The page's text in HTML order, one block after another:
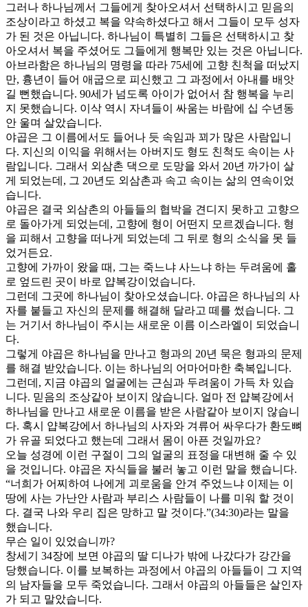
그러나 하나님께서 그들에게 찾아오셔서 선택하시고 믿음의
조상이라고 하셨고 복을 약속하셨다고 해서 그들이 모두 성자
가 된 것은 아닙니다. 하나님이 특별히 그들은 선택하시고 찾
아오셔서 복을 주셨어도 그들에게 행복만 있는 것은 아닙니다.
아브라함은 하나님의 명령을 따라 75세에 고향 친척을 떠났지
만, 흉년이 들어 애굽으로 피신했고 그 과정에서 아내를 배앗
길 뻔했습니다. 90세가 넘도록 아이가 없어서 참 행복을 누리
지 못했습니다. 이삭 역시 자녀들이 싸움는 바람에 십 수년동
안 울며 살았습니다.
야곱은 그 이름에서도 들어나 듯 속임과 꾀가 많은 사람입니
다. 지신의 이익을 위해서는 아버지도 형도 친척도 속이는 사
람입니다. 그래서 외삼촌 댁으로 도망을 와서 20년 까가이 살
게 되었는데, 그 20년도 외삼촌과 속고 속이는 삶의 연속이었
습니다.
야곱은 결국 외삼촌의 아들들의 협박을 견디지 못하고 고향으
로 돌아가게 되었는데, 고향에 형이 어떤지 모르겠습니다. 형
을 피해서 고향을 떠나게 되었는데 그 뒤로 형의 소식을 못 들
었거든요.
고향에 가까이 왔을 때, 그는 죽느냐 사느냐 하는 두려움에 홀
로 엎드린 곳이 바로 얍복강이었습니다.
그런데 그곳에 하나님이 찾아오셨습니다. 야곱은 하나님의 사
자를 붙들고 자신의 문제를 해결해 달라고 떼를 썼습니다. 그
는 거기서 하나님이 주시는 새로운 이름 이스라엘이 되었습니
다.
그렇게 야곱은 하나님을 만나고 형과의 20년 묵은 형과의 문제
를 해결 받았습니다. 이는 하나님의 어마어마한 축복입니다.
그런데, 지금 야곱의 얼굴에는 근심과 두려움이 가득 차 있습
니다. 믿음의 조상같아 보이지 않습니다. 얼마 전 얍복강에서
하나님을 만나고 새로운 이름을 받은 사람같아 보이지 않습니
다. 혹시 얍복강에서 하나님의 사자와 겨류어 싸우다가 환도뼈
가 유골 되었다고 했는데 그래서 몸이 아픈 것일까요?
오늘 성경에 이런 구절이 그의 얼굴의 표정을 대변해 줄 수 있
을 것입니다. 야곱은 자식들을 불러 놓고 이런 말을 했습니다.
“너희가 어찌하여 나에게 괴로움을 안겨 주었느냐 이제는 이
땅에 사는 가난안 사람과 부리스 사람들이 나를 미워 할 것이
다. 결국 나와 우리 집은 망하고 말 것이다.”(34:30)라는 말을
했습니다.
무슨 일이 있었습니까?
창세기 34장에 보면 야곱의 딸 디나가 밖에 나갔다가 강간을
당했습니다. 이를 보복하는 과정에서 야곱의 아들들이 그 지역
의 남자들을 모두 죽었습니다. 그래서 야곱의 아들들은 살인자
가 되고 말았습니다.